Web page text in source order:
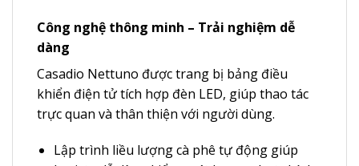
Công nghệ thông minh – Trải nghiệm dễ
dàng
Casadio Nettuno được trang bị bảng điều
khiển điện tử tích hợp đèn LED, giúp thao tác
trực quan và thân thiện với người dùng.
Lập trình liều lượng cà phê tự động giúp